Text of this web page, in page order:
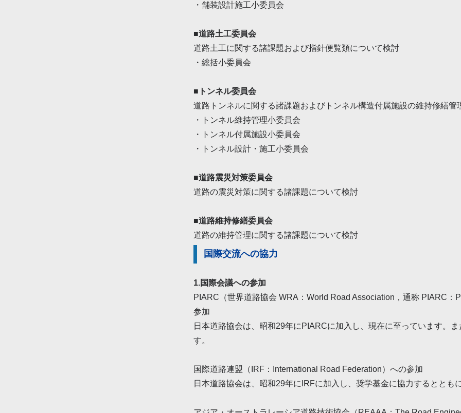
・舗装設計施工小委員会
■道路土工委員会
道路土工に関する諸課題および指針便覧類について検討
・総括小委員会
■トンネル委員会
道路トンネルに関する諸課題およびトンネル構造付属施設の維持修繕管
・トンネル維持管理小委員会
・トンネル付属施設小委員会
・トンネル設計・施工小委員会
■道路震災対策委員会
道路の震災対策に関する諸課題について検討
■道路維持修繕委員会
道路の維持管理に関する諸課題について検討
国際交流への協力
1.国際会議への参加
PIARC（世界道路協会 WRA：World Road Association，通称 PIARC
参加
日本道路協会は、昭和29年にPIARCに加入し、現在に至っています。
す。
国際道路連盟（IRF：International Road Federation）への参加
日本道路協会は、昭和29年にIRFに加入し、奨学基金に協力するととも